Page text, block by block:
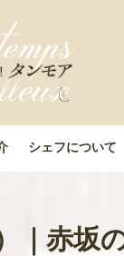
シェフについて
｜赤坂